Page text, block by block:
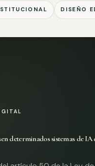
DISEÑO
determinados sistemas de